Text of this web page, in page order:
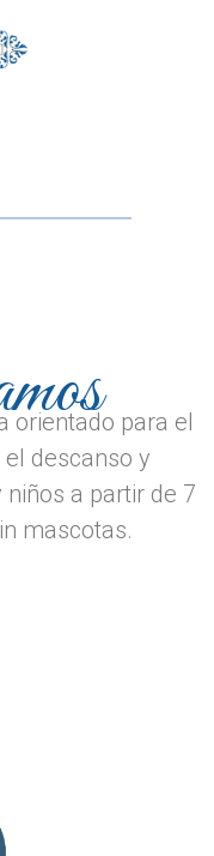
orientado para el
descanso y
a partir de 7
mascotas.